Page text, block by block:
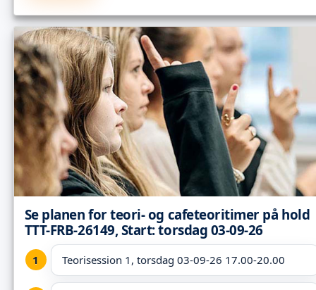
Se planen for teori- og cafeteoritimer på hold
TTT-FRB-26149, Start: torsdag 03-09-26
Teorisession 1, torsdag 03-09-26 17.00-20.00